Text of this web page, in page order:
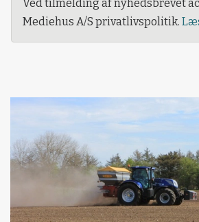
Ved tilmelding af nyhedsbrevet
Mediehus A/S privatlivspolitik.